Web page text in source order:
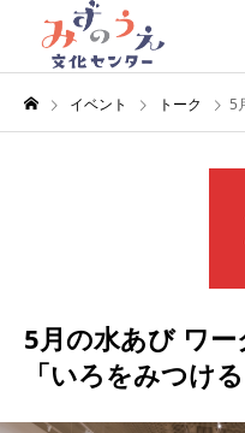
イベント トーク 5
5月の水あび ワ
「いろをみつけ